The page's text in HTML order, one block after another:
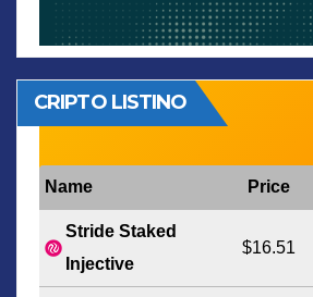
CRIPTO LISTINO
Name Price
Stride Staked
Injective
$16.51